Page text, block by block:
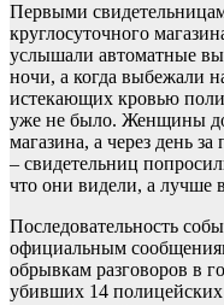
Первыми
круглосуточного
услышали автоматные
ночи, а когда выбежали
истекающих кровью
уже не было. Женщины до
магазина, а через день
– свидетельниц
что они видели, а лучше
Последовательность
официальным
обрывкам разговоров в
убивших 14